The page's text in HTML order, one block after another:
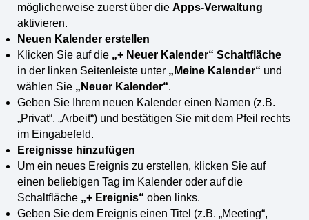
möglicherweise zuerst über die Apps-Verwaltung
aktivieren.
Neuen Kalender erstellen
Klicken Sie auf die „+ Neuer Kalender“ Schaltfläche
in der linken Seitenleiste unter „Meine Kalender“ und
wählen Sie „Neuer Kalender“.
Geben Sie Ihrem neuen Kalender einen Namen (z.B.
„Privat“, „Arbeit“) und bestätigen Sie mit dem Pfeil rechts
im Eingabefeld.
Ereignisse hinzufügen
Um ein neues Ereignis zu erstellen, klicken Sie auf
einen beliebigen Tag im Kalender oder auf die
Schaltfläche „+ Ereignis“ oben links.
Geben Sie dem Ereignis einen Titel (z.B. „Meeting“,